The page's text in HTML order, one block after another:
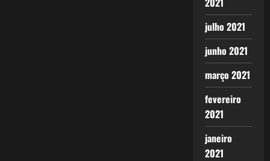
julho 2021
junho 2021
março 2021
fevereiro
2021
janeiro
2021